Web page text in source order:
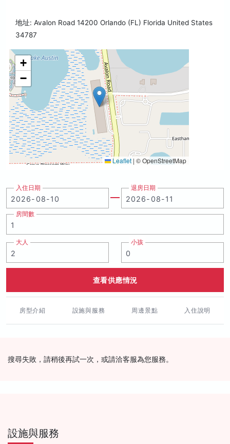
地址: Avalon Road 14200 Orlando (FL) Florida United States
34787
+
−
Leaflet | © OpenStreetMap
入住日期 退房日期
房間數
大人 小孩
查看供應情況
房型介紹 設施與服務 周邊景點 入住說明
搜尋失敗，請稍後再試一次，或請洽客服為您服務。
設施與服務